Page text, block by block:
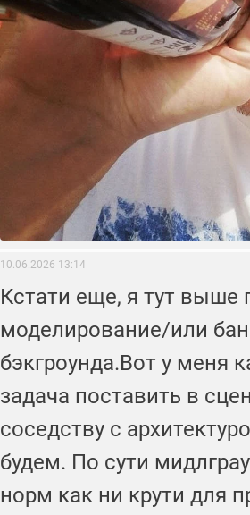
10.06.2026 13:14
Кстати еще, я тут выше
моделирование/или
бэкгроунда.Вот у меня
задача поставить в
соседству с
будем. По сути
норм как ни крути для